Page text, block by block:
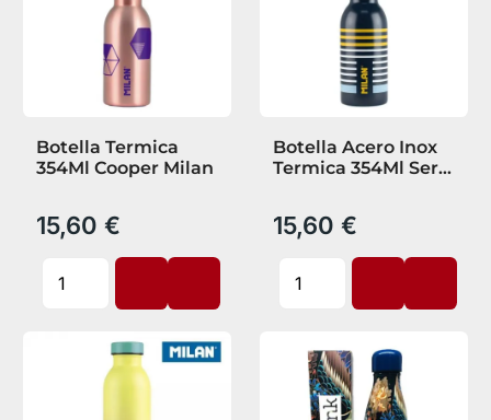
Botella Termica
354Ml Cooper Milan
15,60 €
Botella Acero Inox
Termica 354Ml Serie
15,60 €